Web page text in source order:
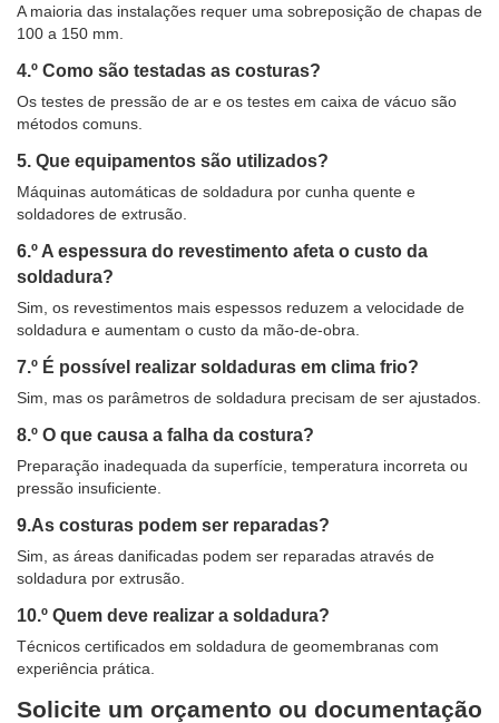
A maioria das instalações requer uma sobreposição de chapas de
100 a 150 mm.
4.º Como são testadas as costuras?
Os testes de pressão de ar e os testes em caixa de vácuo são
métodos comuns.
5. Que equipamentos são utilizados?
Máquinas automáticas de soldadura por cunha quente e
soldadores de extrusão.
6.º A espessura do revestimento afeta o custo da
soldadura?
Sim, os revestimentos mais espessos reduzem a velocidade de
soldadura e aumentam o custo da mão-de-obra.
7.º É possível realizar soldaduras em clima frio?
Sim, mas os parâmetros de soldadura precisam de ser ajustados.
8.º O que causa a falha da costura?
Preparação inadequada da superfície, temperatura incorreta ou
pressão insuficiente.
9.As costuras podem ser reparadas?
Sim, as áreas danificadas podem ser reparadas através de
soldadura por extrusão.
10.º Quem deve realizar a soldadura?
Técnicos certificados em soldadura de geomembranas com
experiência prática.
Solicite um orçamento ou documentação